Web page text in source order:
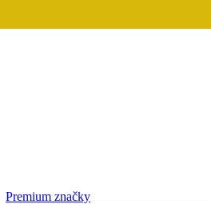
Premium značky